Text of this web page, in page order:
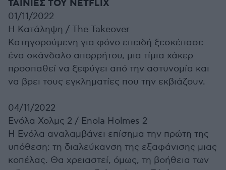
ΤΑΙΝΙΕΣ ΤΟΥ NETFLIX
01/11/2022
Η Κατάληψη / The Takeover
Κατηγορούμενη για φόνο επειδή ξεσκέπασε
ένα σκάνδαλο απορρήτου, μια τίμια χάκερ
προσπαθεί να ξεφύγει από την αστυνομία και
να βρει τους εγκληματίες που την εκβιάζουν.
04/11/2022
Ενόλα Χολμς 2 / Enola Holmes 2
Η Ενόλα αναλαμβάνει επίσημα την πρώτη της
υπόθεση: τη διαλεύκανση της εξαφάνισης μιας
κοπέλας. Θα χρειαστεί, όμως, τη βοήθεια των